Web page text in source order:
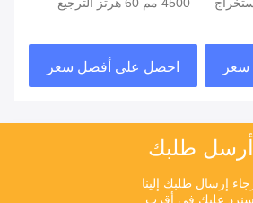
احصل على أفضل سعر
أرسل طلبك